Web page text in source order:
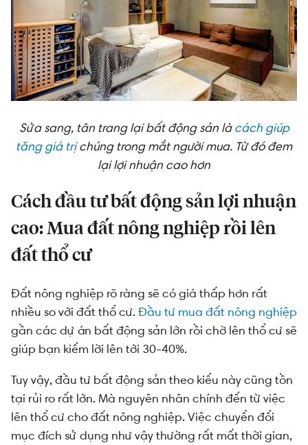
Sửa sang, tân trang lại bất động sản làcách giúp
tăng giá trịchúng trong mắt người mua. Từ đó đem
lại lợi nhuận cao hơn
Cách đầu tư bất động sản lợi nhuận
cao: Mua đất nông nghiệp rồi lên
đất thổ cư
Đất nông nghiệp rõ ràng sẽ có giá thấp hơn rất
nhiều so với đất thổ cư. Đầu tư mua đất nông nghiệp
gần các dự án bất động sản lớn rồi chờ lên thổ cư sẽ
giúp bạn kiếm lời lên tới 30-40%.
Tuy vậy, đầu tư bất động sản theo kiểu này cũng tồn
tại rủi ro rất lớn. Mà nguyên nhân chính đến từ việc
lên thổ cư cho đất nông nghiệp. Việc chuyển đổi
mục đích sử dụng như vậy thường rất mất thời gian,